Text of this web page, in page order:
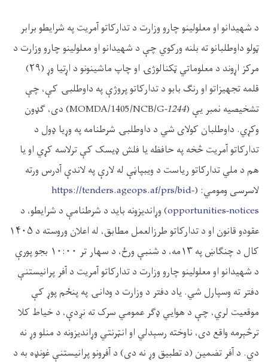
د شهیدانو او معلولینو چارو وزارت د تدارکاتو آمریت په شرایطو برابر
ټولو داوطلبانو ته بلنه ورکوي چې د شهیدانو او معلولینو چارو وزارت د
مرکز اړوند د معلوماتي ټکنالوژۍ او چاپ ماشینونو د اړتیا وړ (۲۹)
قلمه تجهیزاتو او رنګ بابو د تدارکاتو پروژې په داوطلبۍ کې، چې
تشخیصیه نمبر یې (
MOMDA/1405/NCB/G-1244
) دی، ګډون
وکړي. داوطلبان کولای شي د داوطلبۍ شرطنامه په وړیا ډول د
تدارکاتو آمریت څخه په حافظه یا فلش ډیسک کې ترلاسه کړي او یا
هم د ملي تدارکاتو ریاست د ویبپاڼې له لارې په لاندې آدرس ورته
لاسرسی ومومي: (https://tenders.ageops.af/prs/bid-
opportunities-notices) وړاندیزونه باید د شرطنامې د شرایطو، د
عقودو قانون او د تدارکاتو طرزالعمل مطابق، له اعلان وروسته د ۱۴۰۵
کال د چنګاښ په ۱۳مه، د شنبې ورځ، د سهار تر ۱۰:۰۰ بجو پورې
د شهیدانو او معلولینو چارو وزارت د تدارکاتو آمریت د آفر پرانیستنې
دفتر ته وسپارل شي. یاد دفتر د وزارت د ودانۍ په پنځم پوړ کې
موقعیت لري، چې د هوایي ډګر عمومي سرک ته نږدې، د خیاط کلا
ترڅېرمه واقع دی، ناوخته رسېدلي او انټرنتي وړاندیزونه د منلو وړ نه
دي. د آفر تضمین (د تطبیق وړ نه دی) د آفرونو پرانیستنې غونډه به د